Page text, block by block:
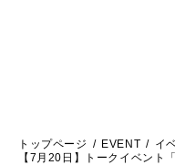
トップページ EVENT イ
【7月20日】トークイベント